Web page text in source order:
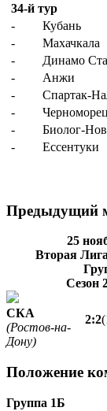
34-й тур
-
Кубань
-
Махачкала
-
Динамо
-
Анжи
-
Спартак-
-
Черноморец
-
Биолог-
-
Ессентуки
Предыдущий
25
Вторая
Сезон
2:2
СКА
(Ростов-на-
Дону)
Положение
Группа 1Б